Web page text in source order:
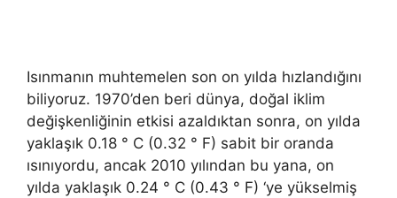
Isınmanın muhtemelen son on yılda hızlandığını
biliyoruz. 1970’den beri dünya, doğal iklim
değişkenliğinin etkisi azaldıktan sonra, on yılda
yaklaşık 0.18 ° C (0.32 ° F) sabit bir oranda
ısınıyordu, ancak 2010 yılından bu yana, on
yılda yaklaşık 0.24 ° C (0.43 ° F) ‘ye yükselmiş